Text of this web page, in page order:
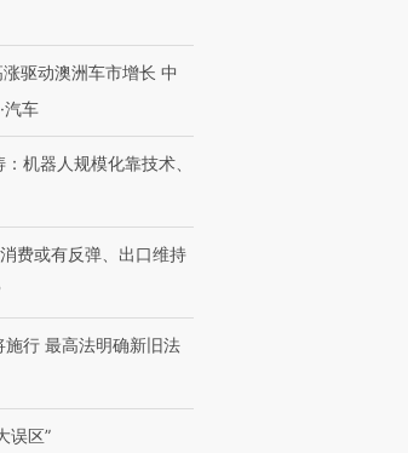
呈现】寻找100种
的生活方式·第三对
【商旅对话】华住集团
CFO：不靠规模取胜，华
住三大增长引擎是什么？
驱动澳洲车市增长 中
汽车
机器人规模化靠技术、
费或有反弹、出口维持
施行 最高法明确新旧法
误区”